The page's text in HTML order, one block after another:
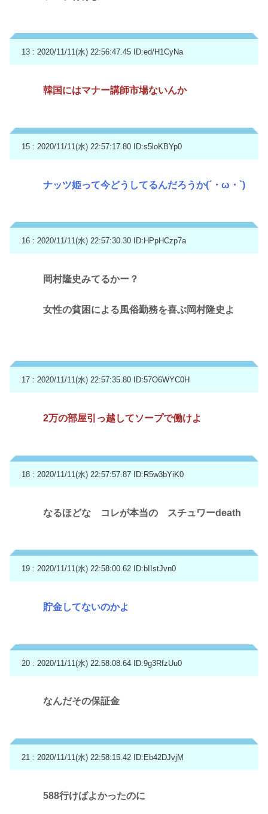
13 : 2020/11/11(水) 22:56:47.45 ID:ed/H1CyNa
韓国にはマナー講師市場ないんか
15 : 2020/11/11(水) 22:57:17.80 ID:s5loKBYp0
ナッツ姫って今どうしてるんだろうか(´・ω・`)
16 : 2020/11/11(水) 22:57:30.30 ID:HPpHCzp7a
岡村隆史みてるかー？
女性の貧困による風俗勤務を喜ぶ岡村隆史よ
17 : 2020/11/11(水) 22:57:35.80 ID:57O6WYC0H
2万の部屋引っ越してソープで働けよ
18 : 2020/11/11(水) 22:57:57.87 ID:R5w3bYiK0
なるほどな コレが本当の スチュワーdeath
19 : 2020/11/11(水) 22:58:00.62 ID:bIIstJvn0
貯金してないのかよ
20 : 2020/11/11(水) 22:58:08.64 ID:9g3RfzUu0
なんだその保証金
21 : 2020/11/11(水) 22:58:15.42 ID:Eb42DJvjM
588行けばよかったのに